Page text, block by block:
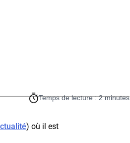
Temps de lecture : 2 minutes
) où il est